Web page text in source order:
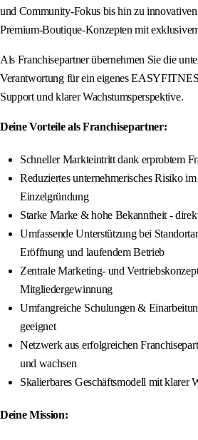
und Community-Fokus bis hin zu
Premium-Boutique-Konzepten mit
Als Franchisepartner übernehmen Sie die
Verantwortung für ein eigenes
Support und klarer Wachstumsperspektive.
Deine Vorteile als Franchisepartner:
Schneller Markteintritt dank erprobtem
Reduziertes unternehmerisches Risiko
Einzelgründung
Starke Marke & hohe Bekanntheit -
Umfassende Unterstützung bei
Eröffnung und laufendem Betrieb
Zentrale Marketing- und
Mitgliedergewinnung
Umfangreiche Schulungen &
geeignet
Netzwerk aus erfolgreichen
und wachsen
Skalierbares Geschäftsmodell mit klarer
Deine Mission: